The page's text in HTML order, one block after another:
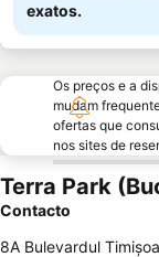
exatos.
Os preços e a
mudam
ofertas que
nos sites de
Terra Park
Contacto
8A Bulevardul